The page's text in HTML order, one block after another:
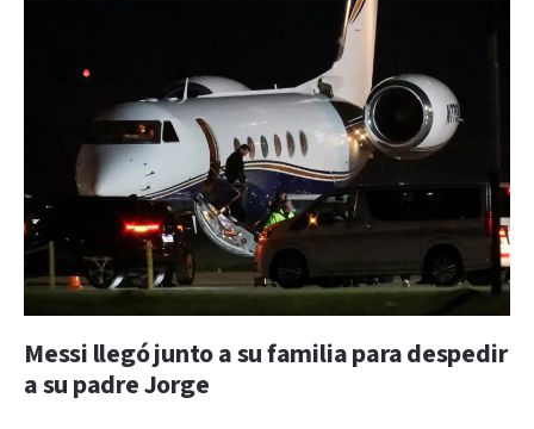
Messi llegó junto a su familia para despedir
a su padre Jorge